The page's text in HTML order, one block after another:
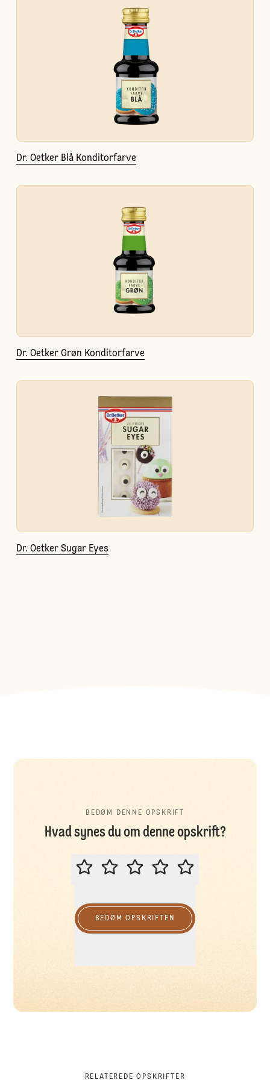
Dr. Oetker Blå Konditorfarve
Dr. Oetker Grøn Konditorfarve
Dr. Oetker Sugar Eyes
BEDØM DENNE OPSKRIFT
Hvad synes du om denne opskrift?
BEDØM DENNE OPSKRIFT
BEDØM OPSKRIFTEN
RELATEREDE OPSKRIFTER